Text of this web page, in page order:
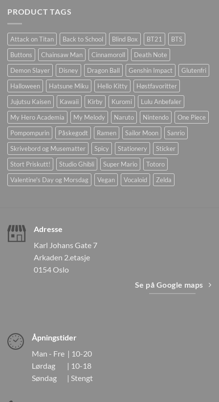
PRODUCT TAGS
Attack on Titan Back to School Blind Box BT21
BTS
Buttons
Chainsaw Man Cinnamoroll
Death Note
Demon Slayer
Disney Dragon Ball Genshin Impact
Glutenfri
Halloween
Hatsune Miku Hello Kitty
Høstfavoritter
Jujutsu Kaisen
Kawaii Kirby Kuromi
Lulu Anbefaler
My Hero Academia
My Melody Naruto Nintendo
One Piece
Pompompurin
Påskegodt Ramen Sailor Moon
Sanrio
Skrivebord og Musematter
Spicy Stationery
Sticker
Stort Priskutt!
Studio Ghibli Super Mario
Totoro
Valentine's Day og Morsdag
Vegan Vocaloid Zelda
Adresse
Karl Johans Gate 7
Arkaden 2.etasje
0154 Oslo
Se på Google maps
Åpningstider
Man - Fre | 10-20
Lørdag | 10-18
Søndag | Stengt